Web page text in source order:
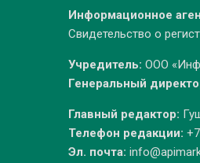
Информационное
Свидетельство о
Учредитель: ООО
Генеральный
Главный редактор:
Телефон редакции:
Эл. почта: